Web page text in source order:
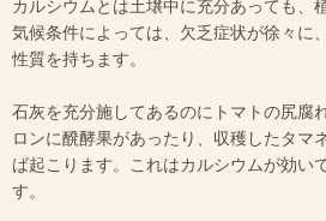
カルシウムとは土壌中に充分あっても、
気候条件によっては、欠乏症状が徐々に
性質を持ちます。
石灰を充分施してあるのにトマトの尻腐
ロンに醗酵果があったり、収穫したタマ
ば起こります。これはカルシウムが効い
す。